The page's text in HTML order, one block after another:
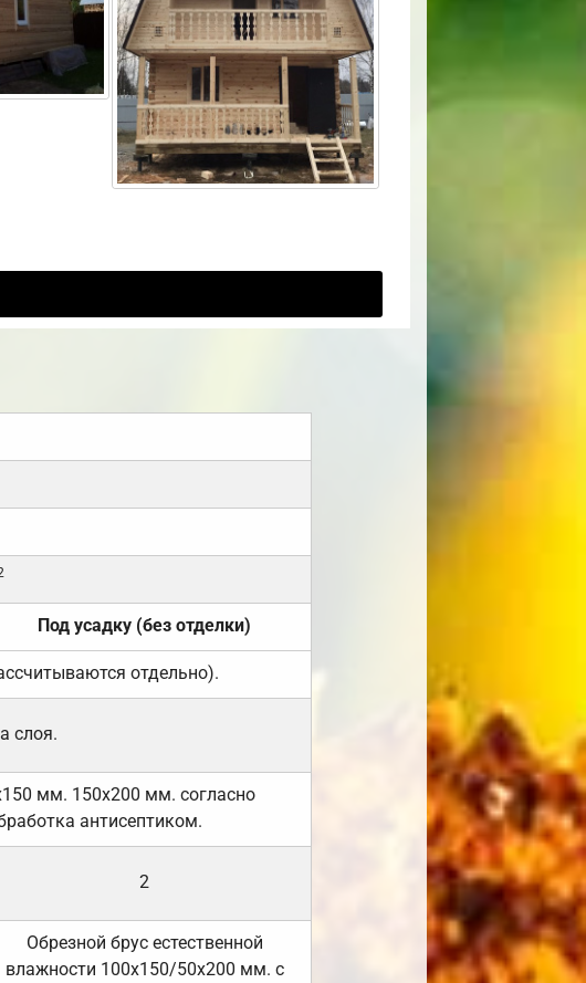
Под усадку (без отделки)
отдельно).
слоя.
мм. 150х200 мм. согласно
антисептиком.
2
Обрезной брус естественной
влажности 100х150/50х200 мм. с